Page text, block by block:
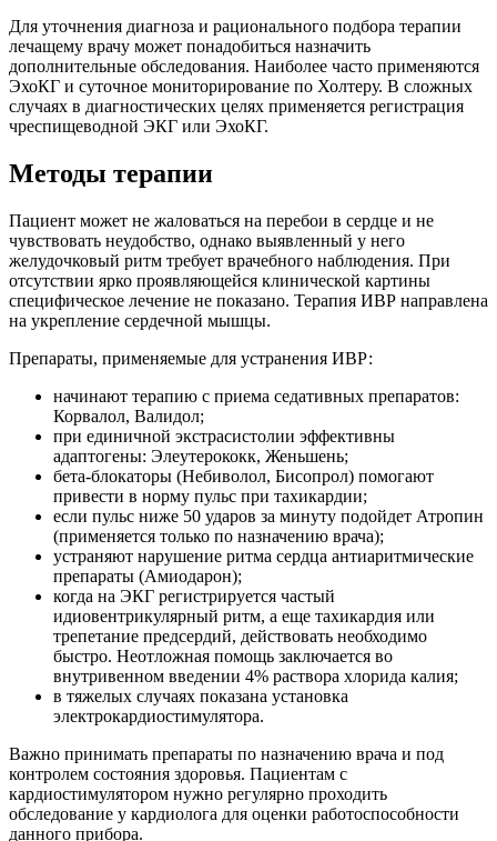
Для уточнения диагноза и рационального подбора терапии
лечащему врачу может понадобиться назначить
дополнительные обследования. Наиболее часто применяются
ЭхоКГ и суточное мониторирование по Холтеру. В сложных
случаях в диагностических целях применяется регистрация
чреспищеводной ЭКГ или ЭхоКГ.
Методы терапии
Пациент может не жаловаться на перебои в сердце и не
чувствовать неудобство, однако выявленный у него
желудочковый ритм требует врачебного наблюдения. При
отсутствии ярко проявляющейся клинической картины
специфическое лечение не показано. Терапия ИВР направлена
на укрепление сердечной мышцы.
Препараты, применяемые для устранения ИВР:
начинают терапию с приема седативных препаратов:
Корвалол, Валидол;
при единичной экстрасистолии эффективны
адаптогены: Элеутерококк, Женьшень;
бета-блокаторы (Небиволол, Бисопрол) помогают
привести в норму пульс при тахикардии;
если пульс ниже 50 ударов за минуту подойдет Атропин
(применяется только по назначению врача);
устраняют нарушение ритма сердца антиаритмические
препараты (Амиодарон);
когда на ЭКГ регистрируется частый
идиовентрикулярный ритм, а еще тахикардия или
трепетание предсердий, действовать необходимо
быстро. Неотложная помощь заключается во
внутривенном введении 4% раствора хлорида калия;
в тяжелых случаях показана установка
электрокардиостимулятора.
Важно принимать препараты по назначению врача и под
контролем состояния здоровья. Пациентам с
кардиостимулятором нужно регулярно проходить
обследование у кардиолога для оценки работоспособности
данного прибора.